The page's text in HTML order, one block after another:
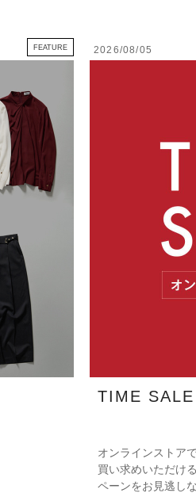
FEATURE 2026/08/05
オンラインストア
買い求めいただけ
ペーンをお見逃しな